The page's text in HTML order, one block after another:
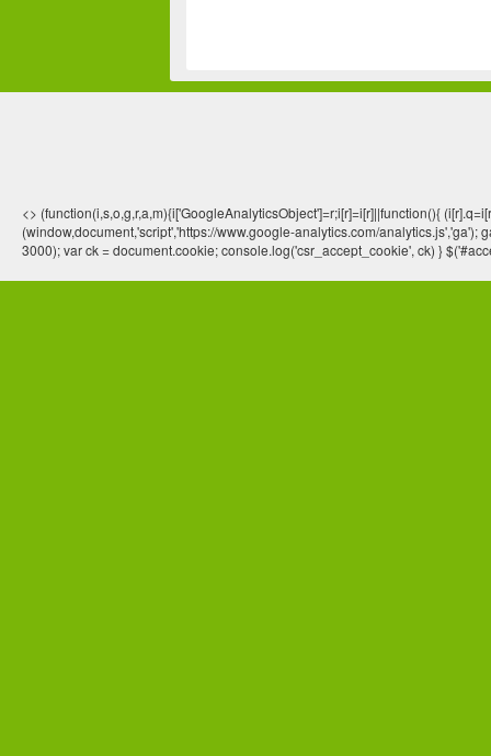
<> (function(i,s,o,g,r,a,m){i['GoogleAnalyticsObject']=r;i[r]=i[r]||function(){
(window,document,'script','https://www.google-analytics.com/
3000); var ck = document.cookie; console.log('csr_accept_cookie', ck) }